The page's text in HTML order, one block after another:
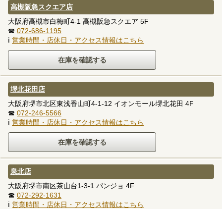
高槻阪急スクエア店
大阪府高槻市白梅町4-1 高槻阪急スクエア 5F
☎ 072-686-1195
ℹ 営業時間・店休日・アクセス情報はこちら
堺北花田店
大阪府堺市北区東浅香山町4-1-12 イオンモール堺北花田 4F
☎ 072-246-5566
ℹ 営業時間・店休日・アクセス情報はこちら
泉北店
大阪府堺市南区茶山台1-3-1 パンジョ 4F
☎ 072-292-1631
ℹ 営業時間・店休日・アクセス情報はこちら